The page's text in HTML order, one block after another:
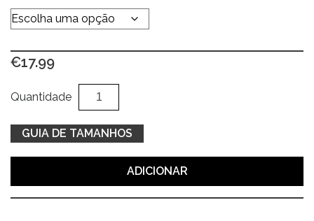
€17.99
Quantidade
Quantidade
de
Polo
piqué
azul/vermelho
GUIA DE TAMANHOS
ADICIONAR